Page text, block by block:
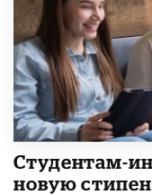
Студентам-
новую